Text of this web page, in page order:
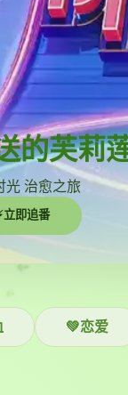
的芙莉
光 治愈之旅
立即追番
💚恋爱